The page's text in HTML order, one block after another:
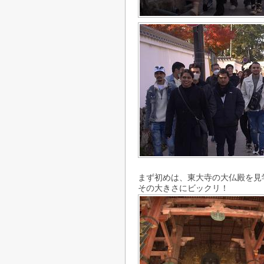
まず初めは、東大寺の大仏殿を見
その大きさにビックリ！